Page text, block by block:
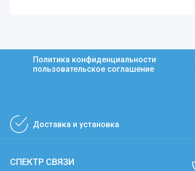
Политика конфиденциальности
пользовательское соглашение
Доставка и установка
СПЕКТР СВЯЗИ